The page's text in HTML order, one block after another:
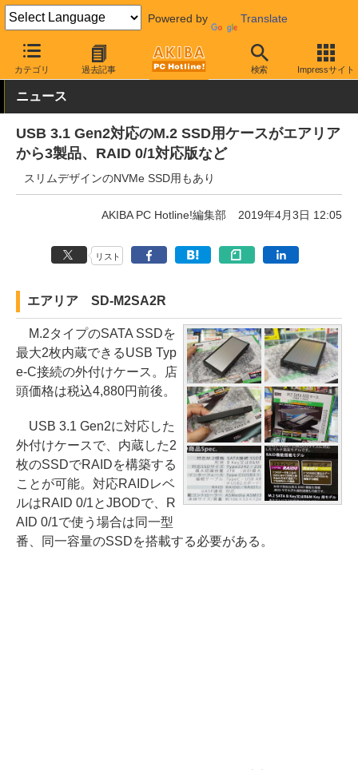
Powered by Translate
カテゴリ 過去記事 検索 Impressサイト
AKIBA PC Hotline! PC周辺機器 HDDケース 外付け型
ニュース
USB 3.1 Gen2対応のM.2 SSD用ケースがエアリア
から3製品、RAID 0/1対応版など
スリムデザインのNVMe SSD用もあり
AKIBA PC Hotline!編集部 2019年4月3日 12:05
リスト
エアリア SD-M2SA2R
M.2タイプのSATA SSDを
最大2枚内蔵できるUSB Typ
e-C接続の外付けケース。店
頭価格は税込4,880円前後。
USB 3.1 Gen2に対応した
外付けケースで、内蔵した2
枚のSSDでRAIDを構築する
ことが可能。対応RAIDレベ
ルはRAID 0/1とJBODで、R
AID 0/1で使う場合は同一型
番、同一容量のSSDを搭載する必要がある。